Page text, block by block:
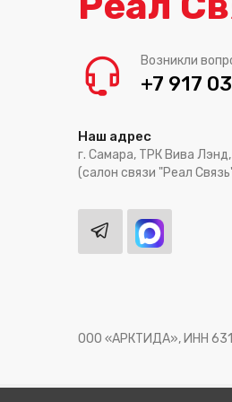
Возникли
+7 917
Наш адрес
г. Самара, ТРК Вива
(салон связи "Реал
ООО «АРКТИДА», ИНН